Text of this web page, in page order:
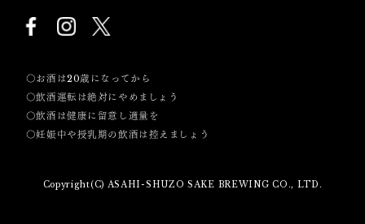
〇お酒は20歳になってから
〇飲酒運転は絶対にやめましょう
〇飲酒は健康に留意し適量を
〇妊娠中や授乳期の飲酒は控えましょう
Copyright(C) ASAHI-SHUZO SAKE BREWING CO., LTD.